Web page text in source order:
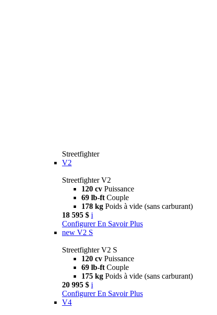
Streetfighter
V2
Streetfighter V2
120 cv Puissance
69 lb-ft Couple
178 kg Poids à vide (sans carburant)
18 595 $ i
Configurer En Savoir Plus
new V2 S
Streetfighter V2 S
120 cv Puissance
69 lb-ft Couple
175 kg Poids à vide (sans carburant)
20 995 $ i
Configurer En Savoir Plus
V4